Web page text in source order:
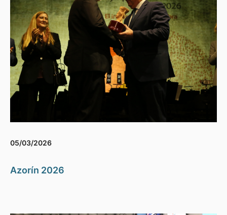
05/03/2026
Azorín 2026